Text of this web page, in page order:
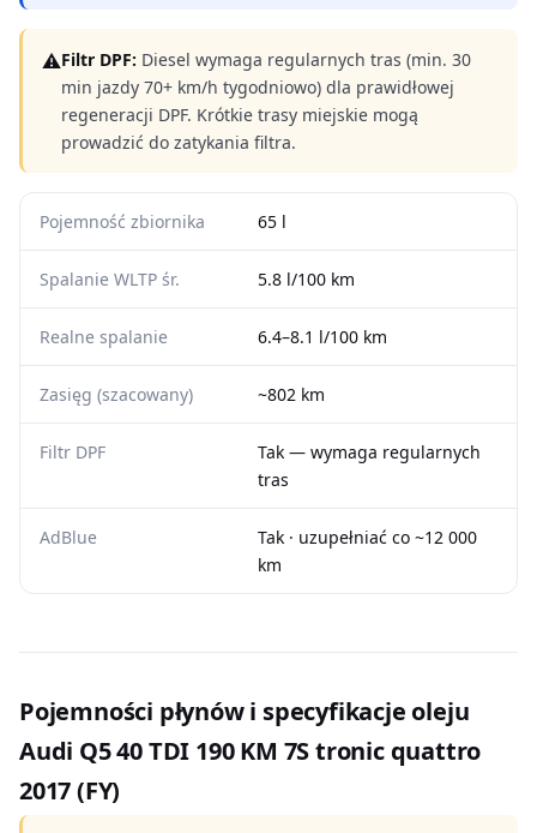
⚠Filtr DPF: Diesel wymaga regularnych tras (min. 30
min jazdy 70+ km/h tygodniowo) dla prawidłowej
regeneracji DPF. Krótkie trasy miejskie mogą
prowadzić do zatykania filtra.
Pojemność zbiornika 65 l
Spalanie WLTP śr. 5.8 l/100 km
Realne spalanie 6.4–8.1 l/100 km
Zasięg (szacowany) ~802 km
Filtr DPF
Tak — wymaga regularnych
tras
AdBlue
Tak · uzupełniać co ~12 000
km
Pojemności płynów i specyfikacje oleju
Audi Q5 40 TDI 190 KM 7S tronic quattro
2017 (FY)